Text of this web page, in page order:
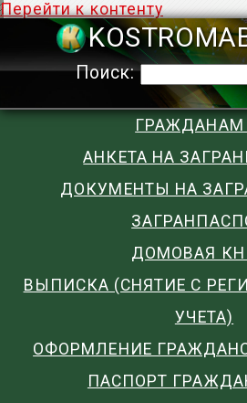
Перейти к контенту
Поиск:
ГРАЖДАНАМ
АНКЕТА НА
ДОКУМЕНТЫ НА
ДОМОВАЯ
ВЫПИСКА (СНЯТИЕ С
УЧЕТА)
ОФОРМЛЕНИЕ
ПАСПОРТ